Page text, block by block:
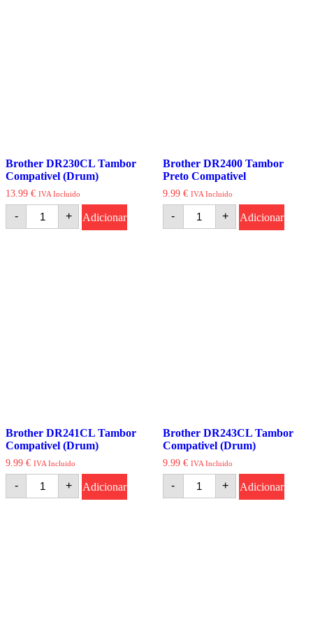
Brother DR230CL Tambor
Compativel (Drum)
13.99 € IVA Incluido
-
Quantidade
Brother
+ Adicionar
Brother DR2400 Tambor
Preto Compativel
9.99 € IVA Incluido
-
Quantidade
Brother
+ Adicionar
Brother DR241CL Tambor
Compativel (Drum)
9.99 € IVA Incluido
-
Quantidade
Brother
+ Adicionar
Brother DR243CL Tambor
Compativel (Drum)
9.99 € IVA Incluido
-
Quantidade
Brother
+ Adicionar